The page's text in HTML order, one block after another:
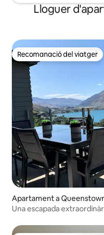
Lloguer
Recomanació del viatger
Recomanació del viatger
Apartament a
Una escapada